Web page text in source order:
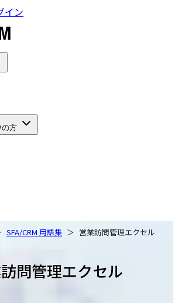
イン
の方
SFA/CRM 用語集 営業訪問管理エクセル
問管理エクセル